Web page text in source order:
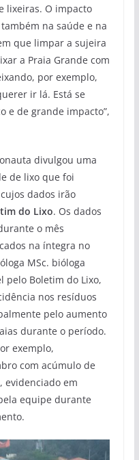
lixeiras. O impacto
na saúde e na
que limpar a sujeira
a Praia Grande com
por exemplo,
ir lá. Está se
e de grande impacto”,
divulgou uma
de lixo que foi
dados irão
do Lixo. Os dados
o mês
na íntegra no
MSc. bióloga
pelo Boletim do Lixo,
nos resíduos
pelo aumento
durante o período.
exemplo,
com acúmulo de
evidenciado em
equipe durante